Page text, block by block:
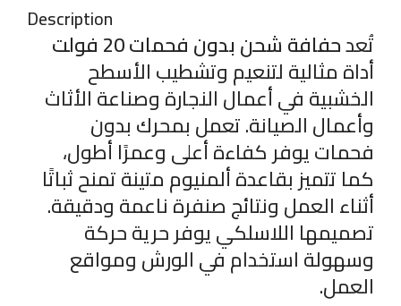
Description
تُعدحفافة شحن بدون فحمات 20 فولت
أداة مثالية لتنعيم وتشطيب الأسطح
الخشبية في أعمال النجارة وصناعة الأثاث
وأعمال الصيانة. تعمل بمحرك بدون
فحمات يوفر كفاءة أعلى وعمرًا أطول،
كما تتميز بقاعدة ألمنيوم متينة تمنح ثباتًا
أثناء العمل ونتائج صنفرة ناعمة ودقيقة.
تصميمها اللاسلكي يوفر حرية حركة
وسهولة استخدام في الورش ومواقع
العمل.